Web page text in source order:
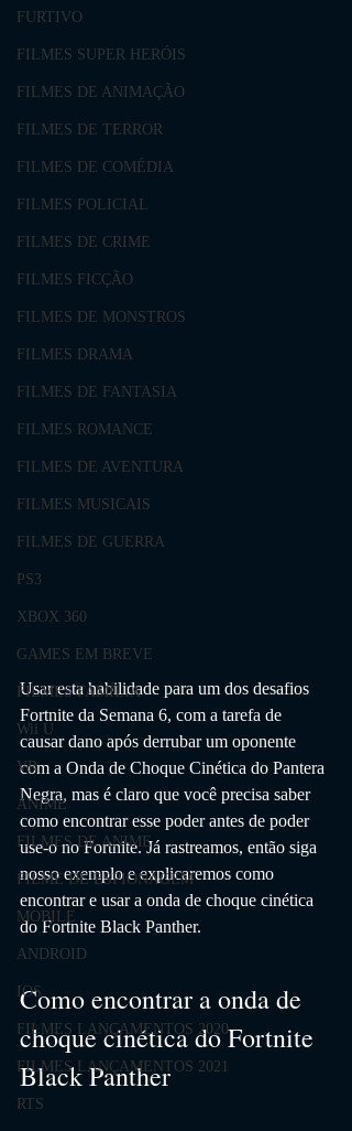
FURTIVO
FILMES SUPER HERÓIS
FILMES DE ANIMAÇÃO
FILMES DE TERROR
FILMES DE COMÉDIA
FILMES POLICIAL
FILMES DE CRIME
FILMES FICÇÃO
FILMES DE MONSTROS
FILMES DRAMA
FILMES DE FANTASIA
FILMES ROMANCE
FILMES DE AVENTURA
FILMES MUSICAIS
FILMES DE GUERRA
PS3
XBOX 360
GAMES EM BREVE
FILMES FAMÍLIA
Wii U
VR
ANIME
FILMES DE ANIME
FILME DE ESPIONAGEM
MOBILE
ANDROID
IOS
FILMES LANÇAMENTOS 2020
FILMES LANÇAMENTOS 2021
RTS
Usar esta habilidade para um dos desafios
Fortnite da Semana 6, com a tarefa de
causar dano após derrubar um oponente
com a Onda de Choque Cinética do Pantera
Negra, mas é claro que você precisa saber
como encontrar esse poder antes de poder
use-o no Fortnite. Já rastreamos, então siga
nosso exemplo e explicaremos como
encontrar e usar a onda de choque cinética
do Fortnite Black Panther.
Como encontrar a onda de
choque cinética do Fortnite
Black Panther